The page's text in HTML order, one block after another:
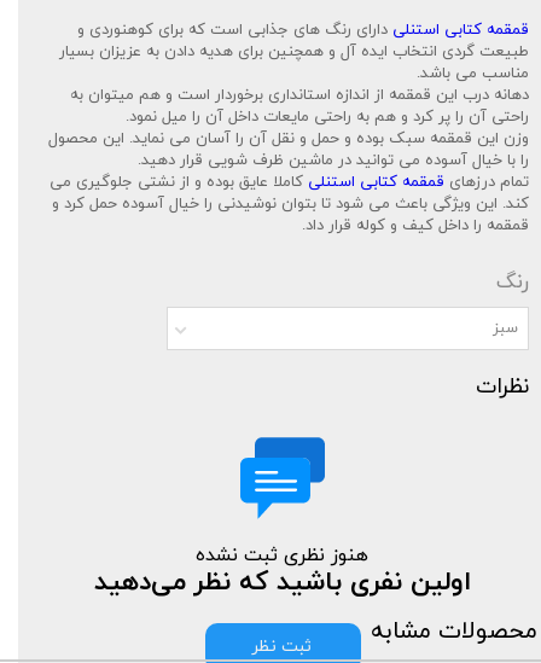
قمقمه کتابی استنلی دارای رنگ های جذابی است که برای کوهنوردی و
طبیعت گردی انتخاب ایده آل و همچنین برای هدیه دادن به عزیزان بسیار
مناسب می باشد.
دهانه درب این قمقمه از اندازه استانداری برخوردار است و هم میتوان به
راحتی آن را پر کرد و هم به راحتی مایعات داخل آن را میل نمود.
وزن این قمقمه سبک بوده و حمل و نقل آن را آسان می نماید. این محصول
را با خیال آسوده می توانید در ماشین ظرف شویی قرار دهید.
تمام درزهای قمقمه کتابی استنلی کاملا عایق بوده و از نشتی جلوگیری می
کند. این ویژگی باعث می شود تا بتوان نوشیدنی را خیال آسوده حمل کرد و
قمقمه را داخل کیف و کوله قرار داد.
رنگ
سبز
نظرات
هنوز نظری ثبت نشده
اولین نفری باشید که نظر می‌دهید
ثبت نظر محصولات مشابه